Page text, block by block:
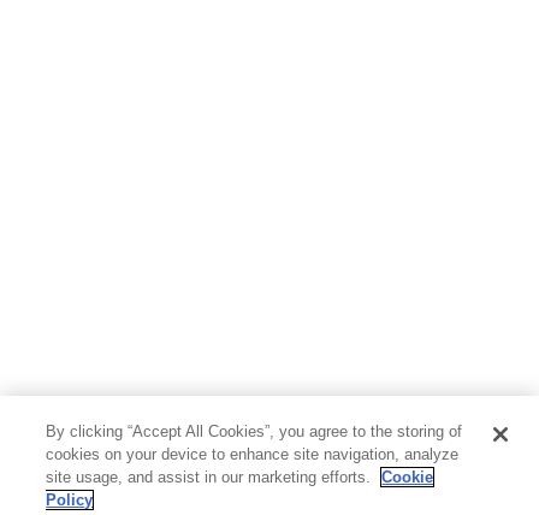
By clicking “Accept All Cookies”, you agree to the storing of
cookies on your device to enhance site navigation, analyze
site usage, and assist in our marketing efforts.
Cookie
Policy